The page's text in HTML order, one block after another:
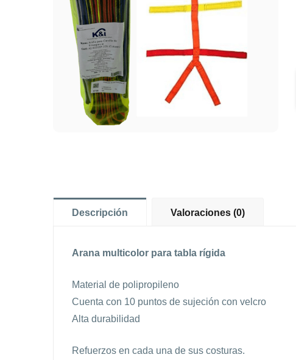
Descripción Valoraciones (0)
Arana multicolor para tabla rígida
Material de polipropileno
Cuenta con 10 puntos de sujeción con velcro
Alta durabilidad
Refuerzos en cada una de sus costuras.